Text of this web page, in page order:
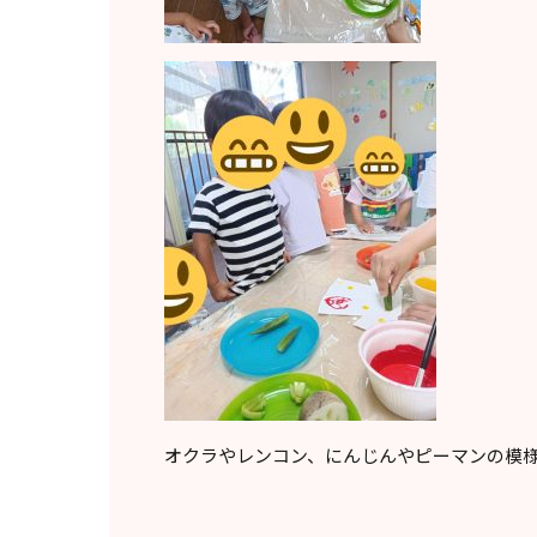
オクラやレンコン、にんじんやピーマンの模